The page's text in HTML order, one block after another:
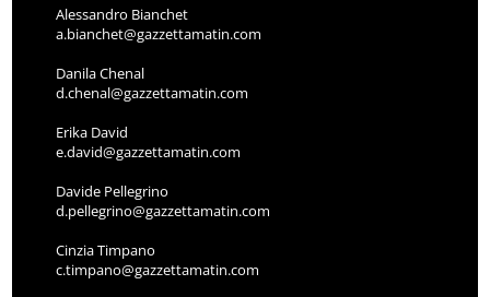
Alessandro Bianchet
a.bianchet@gazzettamatin.com
Danila Chenal
d.chenal@gazzettamatin.com
Erika David
e.david@gazzettamatin.com
Davide Pellegrino
d.pellegrino@gazzettamatin.com
Cinzia Timpano
c.timpano@gazzettamatin.com